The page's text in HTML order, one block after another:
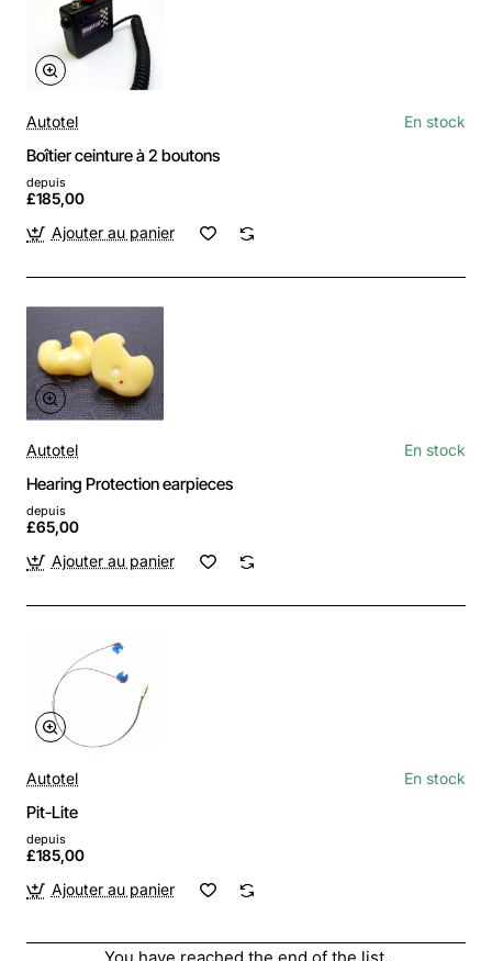
Autotel En stock
Boîtier ceinture à 2 boutons
depuis
£185,00
Ajouter au panier
Autotel En stock
Hearing Protection earpieces
depuis
£65,00
Ajouter au panier
Autotel En stock
Pit-Lite
depuis
£185,00
Ajouter au panier